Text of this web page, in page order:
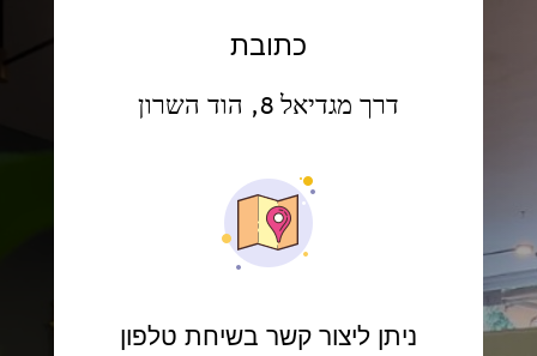
כתובת
דרך מגדיאל 8, הוד השרון
ניתן ליצור קשר בשיחת טלפון